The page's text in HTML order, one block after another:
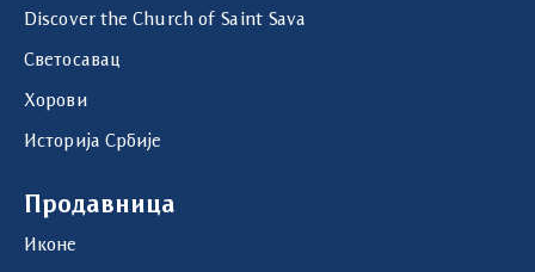
Discover the Church of Saint Sava
Светосавац
Хорови
Историја Србије
Продавница
Иконе